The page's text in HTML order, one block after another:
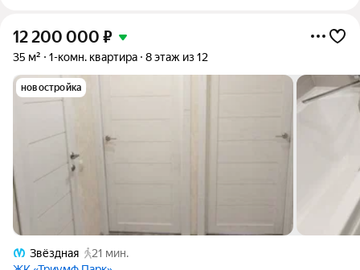
12 200 000 ₽
35 м² 1-комн. квартира 8 этаж из 12
новостройка
Звёздная
21 мин.